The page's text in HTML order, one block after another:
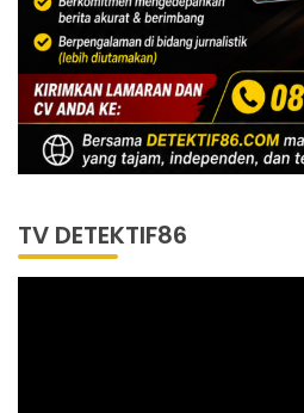
TV DETEKTIF86